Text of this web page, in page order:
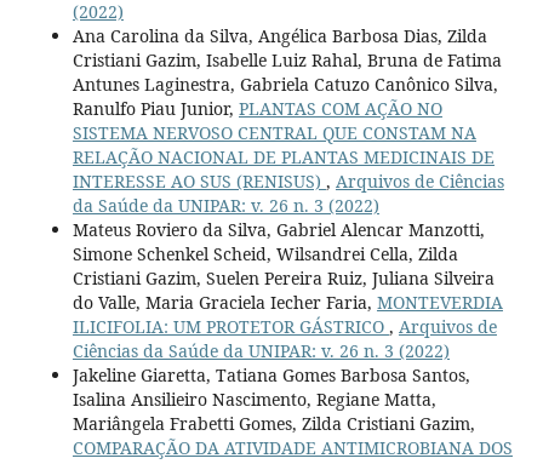
(2022)
Ana Carolina da Silva, Angélica Barbosa Dias, Zilda
Cristiani Gazim, Isabelle Luiz Rahal, Bruna de Fatima
Antunes Laginestra, Gabriela Catuzo Canônico Silva,
Ranulfo Piau Junior, PLANTAS COM AÇÃO NO
SISTEMA NERVOSO CENTRAL QUE CONSTAM NA
RELAÇÃO NACIONAL DE PLANTAS MEDICINAIS DE
INTERESSE AO SUS (RENISUS) , Arquivos de Ciências
da Saúde da UNIPAR: v. 26 n. 3 (2022)
Mateus Roviero da Silva, Gabriel Alencar Manzotti,
Simone Schenkel Scheid, Wilsandrei Cella, Zilda
Cristiani Gazim, Suelen Pereira Ruiz, Juliana Silveira
do Valle, Maria Graciela Iecher Faria, MONTEVERDIA
ILICIFOLIA: UM PROTETOR GÁSTRICO , Arquivos de
Ciências da Saúde da UNIPAR: v. 26 n. 3 (2022)
Jakeline Giaretta, Tatiana Gomes Barbosa Santos,
Isalina Ansilieiro Nascimento, Regiane Matta,
Mariângela Frabetti Gomes, Zilda Cristiani Gazim,
COMPARAÇÃO DA ATIVIDADE ANTIMICROBIANA DOS